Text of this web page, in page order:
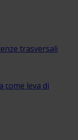
trasversali
come leva di